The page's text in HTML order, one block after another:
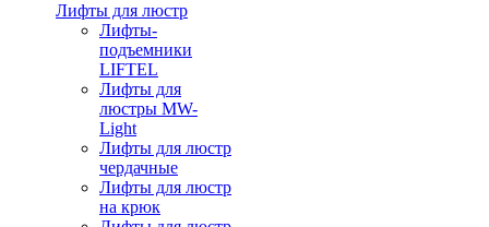
Лифты для люстр
Лифты-
подъемники
LIFTEL
Лифты для
люстры MW-
Light
Лифты для люстр
чердачные
Лифты для люстр
на крюк